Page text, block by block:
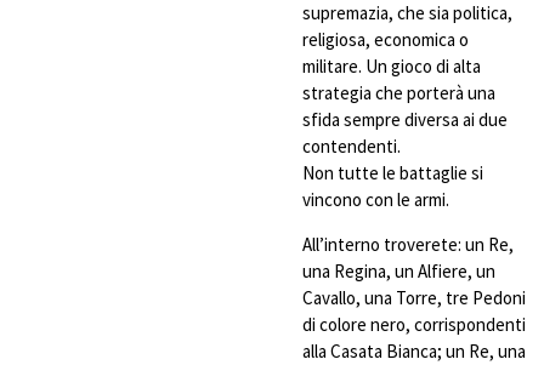
supremazia, che sia politica,
religiosa, economica o
militare. Un gioco di alta
strategia che porterà una
sfida sempre diversa ai due
contendenti.
Non tutte le battaglie si
vincono con le armi.
All’interno troverete: un Re,
una Regina, un Alfiere, un
Cavallo, una Torre, tre Pedoni
di colore nero, corrispondenti
alla Casata Bianca; un Re, una